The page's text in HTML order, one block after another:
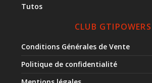
Tutos
CLUB GTIPOWERS
Conditions Générales de Vente
Politique de confidentialité